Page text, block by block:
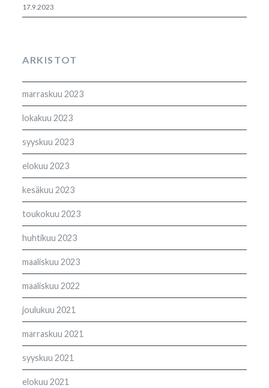
17.9.2023
ARKISTOT
marraskuu 2023
lokakuu 2023
syyskuu 2023
elokuu 2023
kesäkuu 2023
toukokuu 2023
huhtikuu 2023
maaliskuu 2023
maaliskuu 2022
joulukuu 2021
marraskuu 2021
syyskuu 2021
elokuu 2021